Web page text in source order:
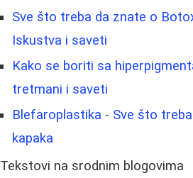
Sve što treba da znate o
Iskustva i saveti
Kako se boriti sa
tretmani i saveti
Blefaroplastika - Sve što
kapaka
Tekstovi na srodnim blogovima